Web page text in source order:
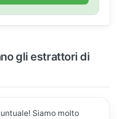
gli estrattori di
Siamo molto